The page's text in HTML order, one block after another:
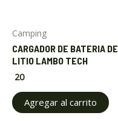
Camping
CARGADOR DE BATERIA DE
LITIO LAMBO TECH
20
Agregar al carrito